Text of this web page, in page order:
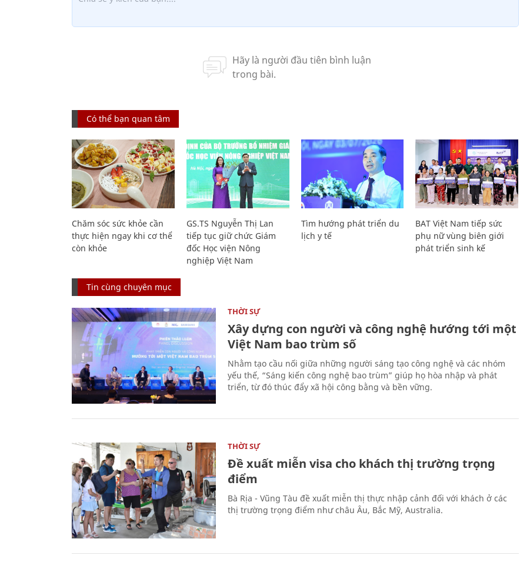
Có thể bạn quan tâm
Chăm sóc sức khỏe cần
thực hiện ngay khi cơ thể
còn khỏe
GS.TS Nguyễn Thị Lan
tiếp tục giữ chức Giám
đốc Học viện Nông
nghiệp Việt Nam
Tìm hướng phát triển du
lịch y tế
BAT Việt Nam tiếp sức
phụ nữ vùng biên giới
phát triển sinh kế
Tin cùng chuyên mục
THỜI SỰ
Xây dựng con người và công nghệ hướng tới một
Việt Nam bao trùm số
Nhằm tạo cầu nối giữa những người sáng tạo công nghệ và các nhóm
yếu thế, “Sáng kiến công nghệ bao trùm” giúp họ hòa nhập và phát
triển, từ đó thúc đẩy xã hội công bằng và bền vững.
THỜI SỰ
Đề xuất miễn visa cho khách thị trường trọng
điểm
Bà Rịa - Vũng Tàu đề xuất miễn thị thực nhập cảnh đối với khách ở các
thị trường trọng điểm như châu Âu, Bắc Mỹ, Australia.